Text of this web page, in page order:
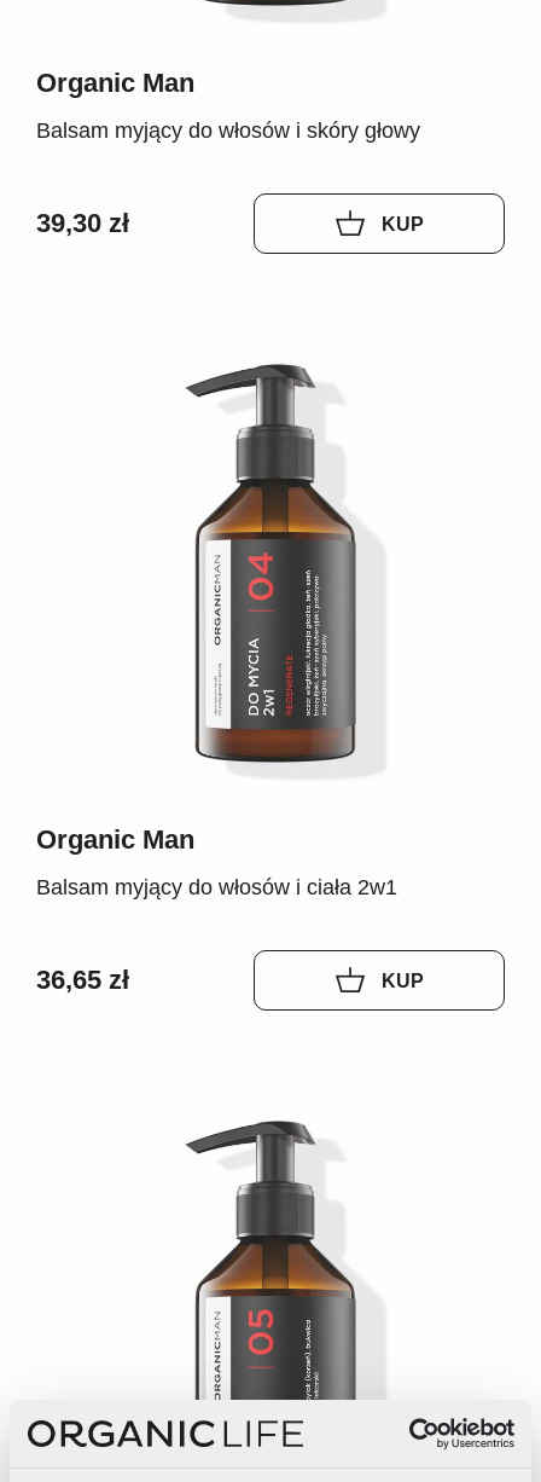
Organic Man
Balsam myjący do włosów i skóry głowy
39,30 zł KUP
Organic Man
Balsam myjący do włosów i ciała 2w1
36,65 zł KUP